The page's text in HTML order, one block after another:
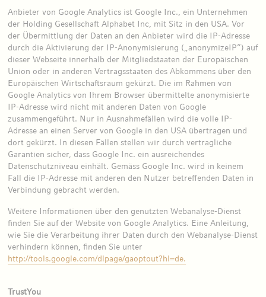
Anbieter von Google Analytics ist Google Inc., ein Unternehmen
der Holding Gesellschaft Alphabet Inc, mit Sitz in den USA. Vor
der Übermittlung der Daten an den Anbieter wird die IP-Adresse
durch die Aktivierung der IP-Anonymisierung („anonymizeIP“) auf
dieser Webseite innerhalb der Mitgliedstaaten der Europäischen
Union oder in anderen Vertragsstaaten des Abkommens über den
Europäischen Wirtschaftsraum gekürzt. Die im Rahmen von
Google Analytics von Ihrem Browser übermittelte anonymisierte
IP-Adresse wird nicht mit anderen Daten von Google
zusammengeführt. Nur in Ausnahmefällen wird die volle IP-
Adresse an einen Server von Google in den USA übertragen und
dort gekürzt. In diesen Fällen stellen wir durch vertragliche
Garantien sicher, dass Google Inc. ein ausreichendes
Datenschutzniveau einhält. Gemäss Google Inc. wird in keinem
Fall die IP-Adresse mit anderen den Nutzer betreffenden Daten in
Verbindung gebracht werden.
Weitere Informationen über den genutzten Webanalyse-Dienst
finden Sie auf der Website von Google Analytics. Eine Anleitung,
wie Sie die Verarbeitung ihrer Daten durch den Webanalyse-Dienst
verhindern können, finden Sie unter
http://tools.google.com/dlpage/gaoptout?hl=de.
TrustYou